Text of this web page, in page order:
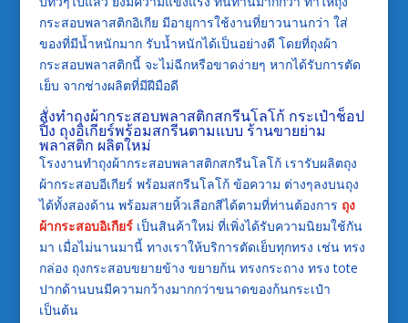
กระสอบพลาสติกอิเกีย มีอายุการใช้งานที่ยาวนานกว่า ใส่
ของที่มีน้ำหนักมาก รับน้ำหนักได้เป็นอย่างดี โดยที่ถุงผ้า
กระสอบพลาสติกนี้ จะไม่ฉีกหรือขาดง่ายๆ หากได้รับการตัด
เย็บ จากช่างผลิตที่มีฝีมือดี
สั่งทำถุงผ้ากระสอบพลาสติกสกรีนโลโก้ กระเป๋าช็อป
ปิ้ง ถุงอิเกียร์พร้อมสกรีนตามแบบ ร้านขายย่าม
พลาสติก ผลิตใหม่
โรงงานทำถุงผ้ากระสอบพลาสติกสกรีนโลโก้ เรารับผลิตถุง
ผ้ากระสอบอีเกียร์ พร้อมสกรีนโลโก้ ข้อความ ต่างๆลงบนถุง
ได้ทั้งสองด้าน พร้อมสายหิ้วเลือกสีได้ตามที่ท่านต้องการ ถุง
ผ้ากระสอบอิเกียร์เป็นสินค้าใหม่ ที่เพิ่งได้รับความนิยมใช้กัน
มา เมื่อไม่นานมานี้ ทางเราให้บริการตัดเย็บทุกทรง เช่น ทรง
กล่อง ถุงกระสอบขยายข้าง ขยายก้น ทรงกระถาง ทรง tote
ปากด้านบนมีความกว้างมากกว่าขนาดของก้นกระเป๋า
เป็นต้น